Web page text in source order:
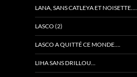
LANA, SANS CATLEYA ET NOISETTE….
LASCO (2)
LASCO A QUITTÉ CE MONDE….
LIHA SANS DRILLOU…